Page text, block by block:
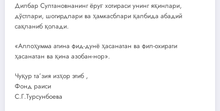
Дилбар Султановнанинг ёруғ хотираси унинг яқинлари,
дўстлари, шогирдлари ва ҳамкасблари қалбида абадий
сақланиб қолади.
«Аллоҳумма атина фид-дунё ҳасанатан ва фил-охирати
ҳасанатан ва қина азобан-нор».
Чуқур та’зия изҳор этиб ,
Фонд раиси
С.Г.Турсунбоева